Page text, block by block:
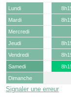
Lundi
Mardi
Mercredi
Jeudi
Vendredi
Samedi
Dimanche
Signaler une erreur